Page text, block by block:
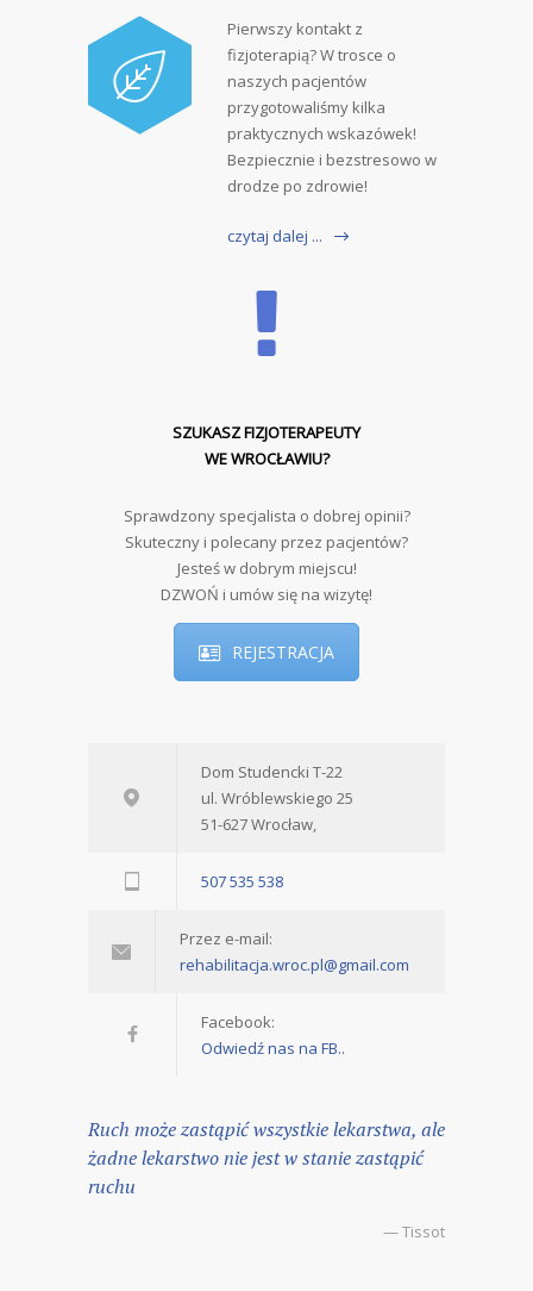
Pierwszy kontakt z
fizjoterapią? W trosce o
naszych pacjentów
przygotowaliśmy kilka
praktycznych wskazówek!
Bezpiecznie i bezstresowo w
drodze po zdrowie!
czytaj dalej ...
SZUKASZ FIZJOTERAPEUTY
WE WROCŁAWIU?
Sprawdzony specjalista o dobrej opinii?
Skuteczny i polecany przez pacjentów?
Jesteś w dobrym miejscu!
DZWOŃ i umów się na wizytę!
REJESTRACJA
Dom Studencki T-22
ul. Wróblewskiego 25
51-627 Wrocław,
507 535 538
Przez e-mail:
rehabilitacja.wroc.pl@gmail.com
Facebook:
Odwiedź nas na FB..
Ruch może zastąpić wszystkie lekarstwa, ale
żadne lekarstwo nie jest w stanie zastąpić
ruchu
— Tissot